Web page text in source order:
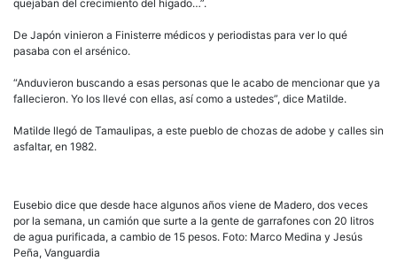
quejaban del crecimiento del hígado…”.
De Japón vinieron a Finisterre médicos y periodistas para ver lo qué
pasaba con el arsénico.
“Anduvieron buscando a esas personas que le acabo de mencionar que ya
fallecieron. Yo los llevé con ellas, así como a ustedes”, dice Matilde.
Matilde llegó de Tamaulipas, a este pueblo de chozas de adobe y calles sin
asfaltar, en 1982.
Eusebio dice que desde hace algunos años viene de Madero, dos veces
por la semana, un camión que surte a la gente de garrafones con 20 litros
de agua purificada, a cambio de 15 pesos. Foto: Marco Medina y Jesús
Peña, Vanguardia